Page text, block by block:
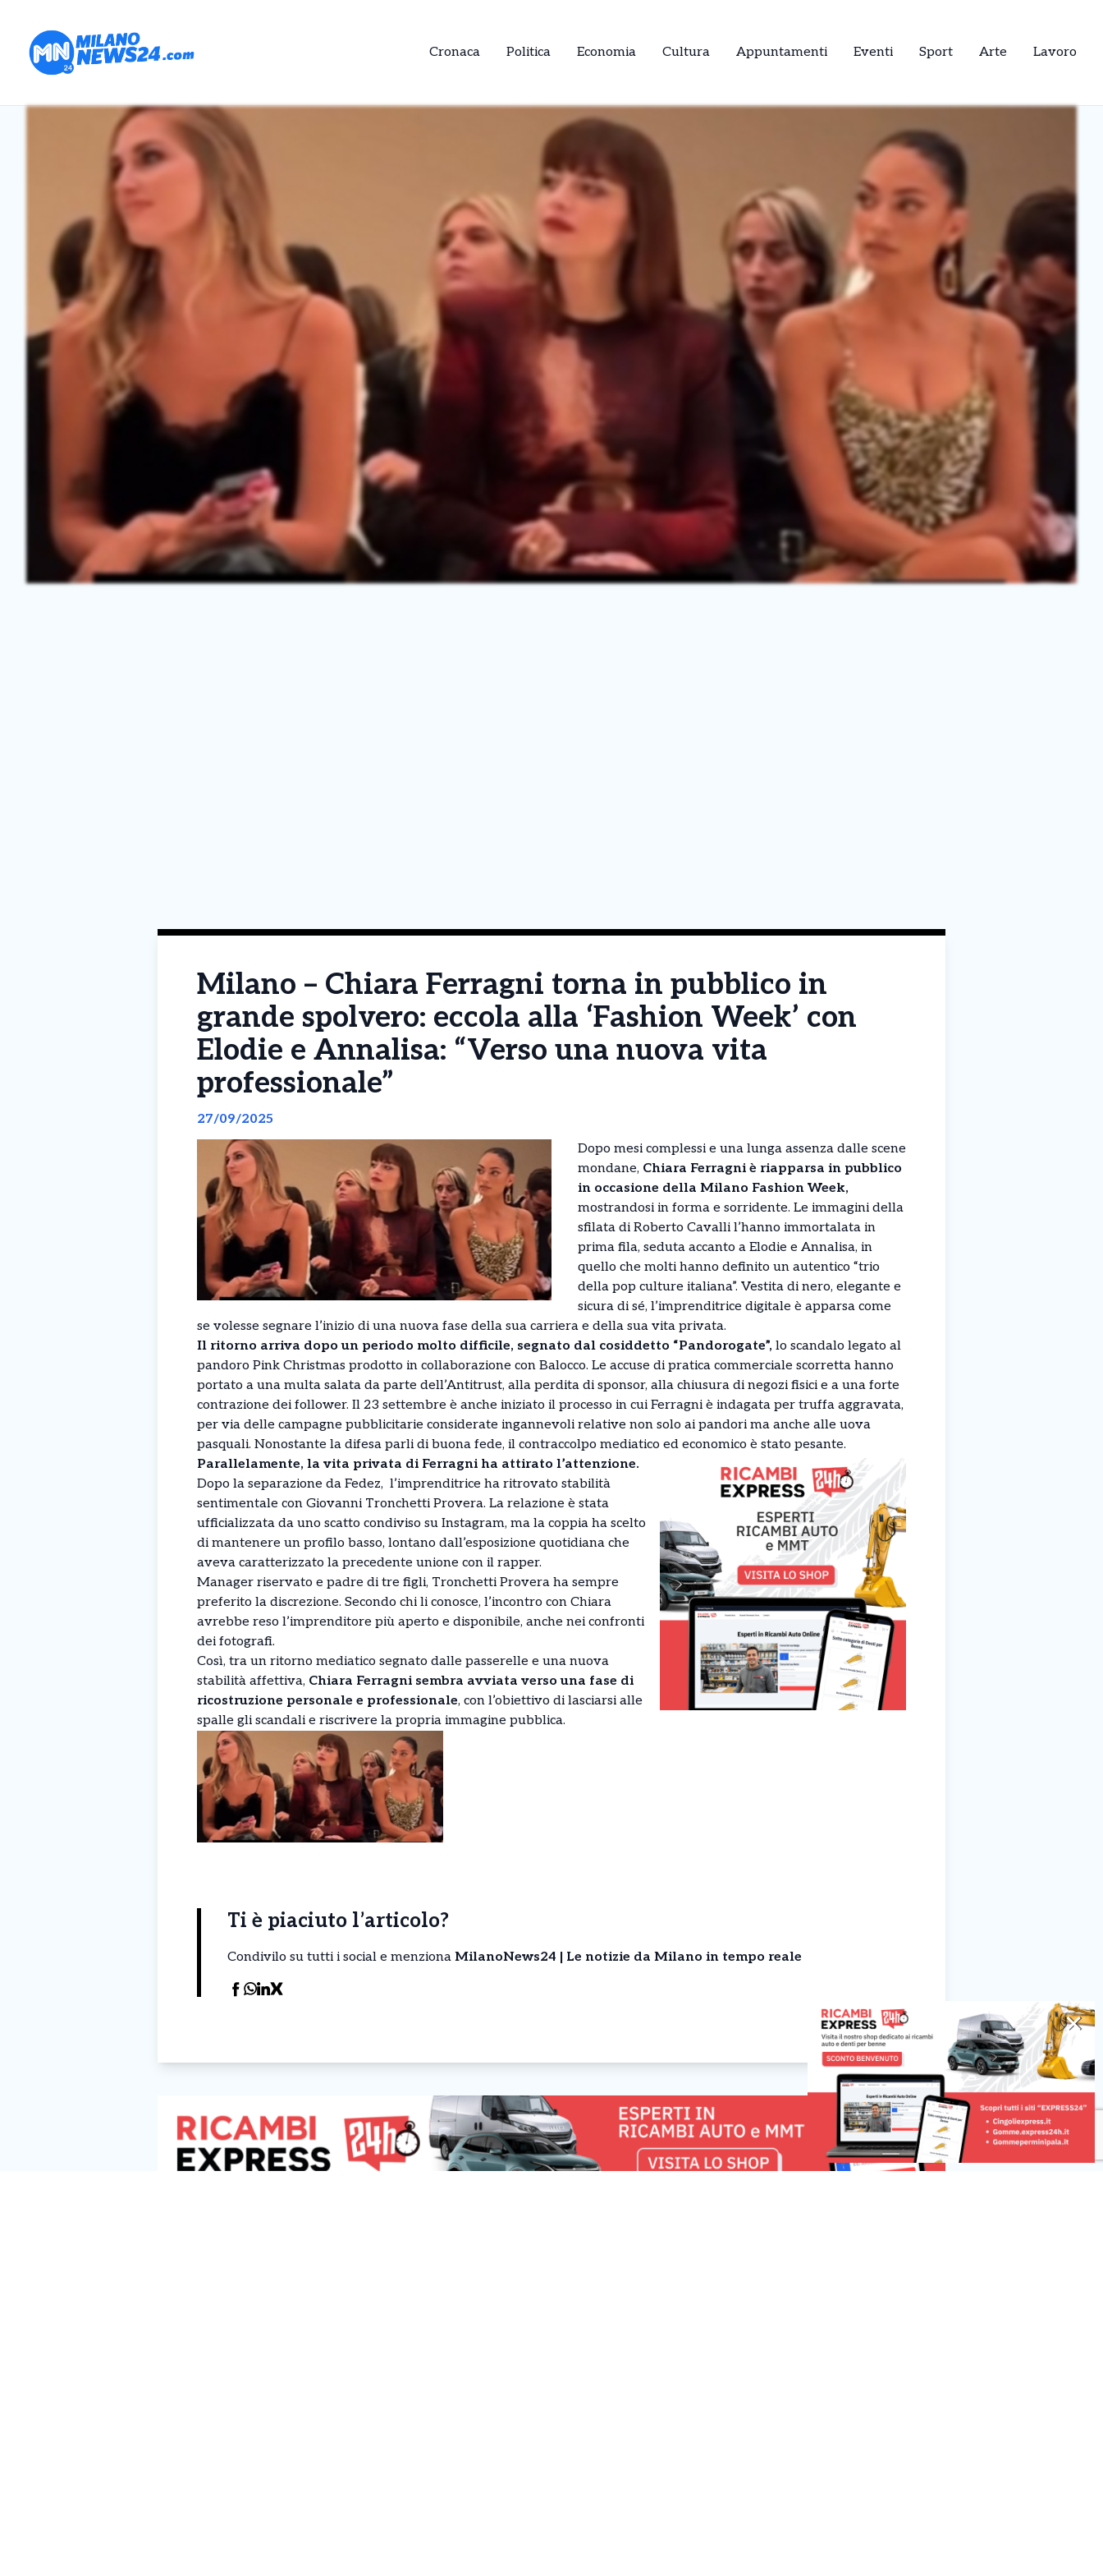
Cronaca Politica Economia Cultura Appuntamenti Eventi Sport Arte Lavoro
Milano – Chiara Ferragni torna in pubblico in
grande spolvero: eccola alla ‘Fashion Week’ con
Elodie e Annalisa: “Verso una nuova vita
professionale”
27/09/2025
Dopo mesi complessi e una lunga assenza dalle scene
mondane, Chiara Ferragni è riapparsa in pubblico
in occasione della Milano Fashion Week,
mostrandosi in forma e sorridente. Le immagini della
sfilata di Roberto Cavalli l’hanno immortalata in
prima fila, seduta accanto a Elodie e Annalisa, in
quello che molti hanno definito un autentico “trio
della pop culture italiana”. Vestita di nero, elegante e
sicura di sé, l’imprenditrice digitale è apparsa come
se volesse segnare l’inizio di una nuova fase della sua carriera e della sua vita privata.
Il ritorno arriva dopo un periodo molto difficile, segnato dal cosiddetto “Pandorogate”, lo scandalo legato al
pandoro Pink Christmas prodotto in collaborazione con Balocco. Le accuse di pratica commerciale scorretta hanno
portato a una multa salata da parte dell’Antitrust, alla perdita di sponsor, alla chiusura di negozi fisici e a una forte
contrazione dei follower. Il 23 settembre è anche iniziato il processo in cui Ferragni è indagata per truffa aggravata,
per via delle campagne pubblicitarie considerate ingannevoli relative non solo ai pandori ma anche alle uova
pasquali. Nonostante la difesa parli di buona fede, il contraccolpo mediatico ed economico è stato pesante.
Parallelamente, la vita privata di Ferragni ha attirato l’attenzione.
Dopo la separazione da Fedez, l’imprenditrice ha ritrovato stabilità
sentimentale con Giovanni Tronchetti Provera. La relazione è stata
ufficializzata da uno scatto condiviso su Instagram, ma la coppia ha scelto
di mantenere un profilo basso, lontano dall’esposizione quotidiana che
aveva caratterizzato la precedente unione con il rapper.
Manager riservato e padre di tre figli, Tronchetti Provera ha sempre
preferito la discrezione. Secondo chi li conosce, l’incontro con Chiara
avrebbe reso l’imprenditore più aperto e disponibile, anche nei confronti
dei fotografi.
Così, tra un ritorno mediatico segnato dalle passerelle e una nuova
stabilità affettiva, Chiara Ferragni sembra avviata verso una fase di
ricostruzione personale e professionale, con l’obiettivo di lasciarsi alle
spalle gli scandali e riscrivere la propria immagine pubblica.
Ti è piaciuto l’articolo?
Condivilo su tutti i social e menziona MilanoNews24 | Le notizie da Milano in tempo reale
✕